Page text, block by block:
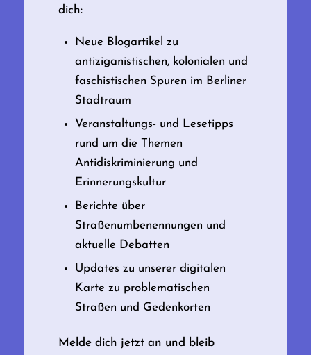
dich:
Neue Blogartikel zu
antiziganistischen, kolonialen und
faschistischen Spuren im Berliner
Stadtraum
Veranstaltungs- und Lesetipps
rund um die Themen
Antidiskriminierung und
Erinnerungskultur
Berichte über
Straßenumbenennungen und
aktuelle Debatten
Updates zu unserer digitalen
Karte zu problematischen
Straßen und Gedenkorten
Melde dich jetzt an und bleib